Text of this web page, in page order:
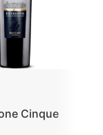
Cinque